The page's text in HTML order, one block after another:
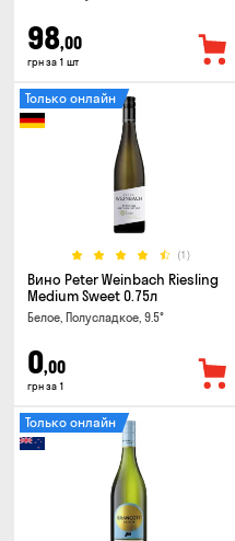
98,00
грн за 1 шт
(1)
Только онлайн
Вино Peter Weinbach Riesling
Medium Sweet 0.75л
Белое, Полусладкое, 9.5°
0,00
грн за 1
Только онлайн